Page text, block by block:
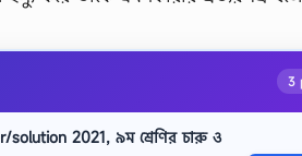
3
2021, ৯ম শ্রেণির চারু ও